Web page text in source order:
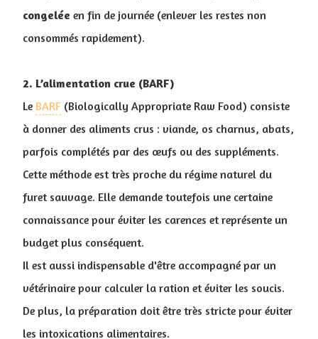
congelée en fin de journée (enlever les restes non
consommés rapidement).
2. L’alimentation crue (BARF)
Le BARF (Biologically Appropriate Raw Food) consiste
à donner des aliments crus : viande, os charnus, abats,
parfois complétés par des œufs ou des suppléments.
Cette méthode est très proche du régime naturel du
furet sauvage. Elle demande toutefois une certaine
connaissance pour éviter les carences et représente un
budget plus conséquent.
Il est aussi indispensable d'être accompagné par un
vétérinaire pour calculer la ration et éviter les soucis.
De plus, la préparation doit être très stricte pour éviter
les intoxications alimentaires.